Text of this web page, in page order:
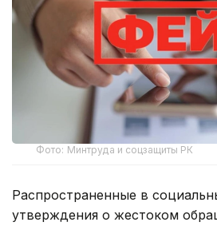
Фото: Минтруда и соцзащиты РК
Распространенные в
утверждения о жестоком